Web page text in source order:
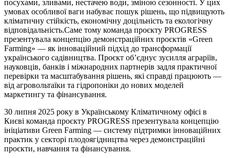
посухами, зливами, нестачею води, зміною сезонності. У цих
умовах особливої ваги набуває пошук рішень, що підвищують
кліматичну стійкість, економічну доцільність та екологічну
відповідальність.Саме тому команда проєкту PROGRESS
презентувала концепцію демонстраційних проєктів «Green
Farm­ing» — як інноваційний підхід до трансформації
українського садівництва. Проєкт об’єднує зусилля аграріїв,
науковців, банків і міжнародних партнерів задля практичної
перевірки та масштабування рішень, які справді працюють —
від агровольтаїки та гідропоніки до нових моделей
маркетингу та фінансування.
30 липня 2025 року в Українському Кліматичному офісі в
Києві команда проєкту PROGRESS презентувала концепцію
ініціативи Green Farm­ing — систему підтримки інноваційних
практик у секторі плодоягідництва через демонстраційні
проєкти, навчання та фінансування.